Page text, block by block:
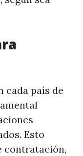
cada país de
Esto
contratación,